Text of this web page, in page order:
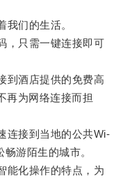
们的生活。
只需一键连接即可
酒店提供的免费高
再为网络连接而担
接到当地的公共Wi-
游陌生的城市。
化操作的特点，为